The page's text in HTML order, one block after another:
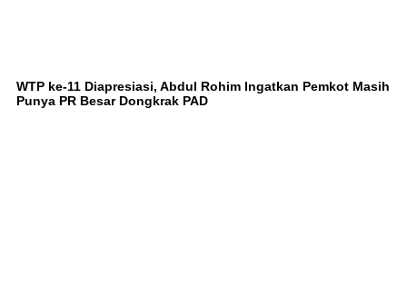
WTP ke-11 Diapresiasi, Abdul Rohim Ingatkan Pemkot Masih
Punya PR Besar Dongkrak PAD